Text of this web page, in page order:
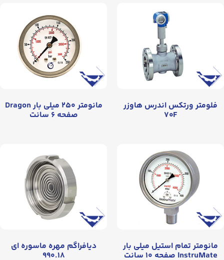
فلومتر ورتکس اندرس هاوزر
۷۰F
مانومتر ۲۵۰ میلی بار Dragon
صفحه ۶ سانت
مانومتر تمام استیل میلی بار
InstruMate صفحه ۱۰ سانت
دیافراگم مهره ماسوره ای
۹۹۰.۱۸